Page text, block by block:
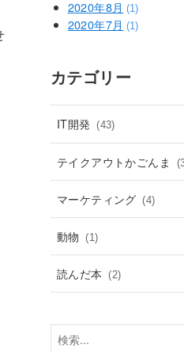
2020年8月 (1)
2020年7月 (1)
カテゴリー
IT開発 (43)
テイクアウトかごんま
マーケティング (4)
動物 (1)
読んだ本 (2)